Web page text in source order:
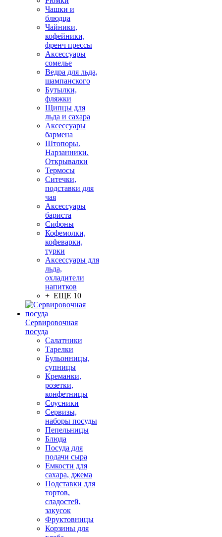
Чашки и
блюдца
Чайники,
кофейники,
френч прессы
Аксессуары
сомелье
Ведра для льда,
шампанского
Бутылки,
фляжки
Щипцы для
льда и сахара
Аксессуары
бармена
Штопоры.
Нарзанники.
Открывалки
Термосы
Ситечки,
подставки для
чая
Аксессуары
бариста
Сифоны
Кофемолки,
кофеварки,
турки
Аксессуары для
льда,
охладители
напитков
+ ЕЩЕ 10
Сервировочная
посуда
Салатники
Тарелки
Бульонницы,
супницы
Креманки,
розетки,
конфетницы
Соусники
Сервизы,
наборы посуды
Пепельницы
Блюда
Посуда для
подачи сыра
Емкости для
сахара, джема
Подставки для
тортов,
сладостей,
закусок
Фруктовницы
Корзины для